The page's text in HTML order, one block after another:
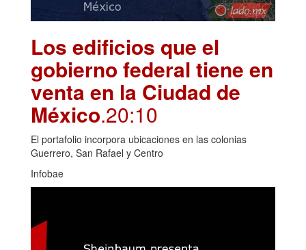
Los edificios que el
gobierno federal tiene en
venta en la Ciudad de
México.20:10
El portafolio incorpora ubicaciones en las colonias
Guerrero, San Rafael y Centro
Infobae